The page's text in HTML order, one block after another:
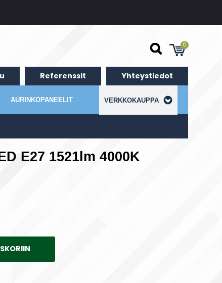
0
Referenssit Yhteystiedot
AURINKOPANEELIT VERKKOKAUPPA
E27 1521lm 4000K